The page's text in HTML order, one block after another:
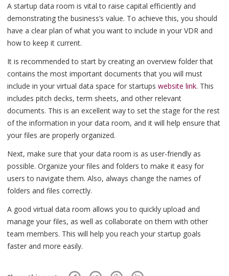
A startup data room is vital to raise capital efficiently and
demonstrating the business’s value. To achieve this, you should
have a clear plan of what you want to include in your VDR and
how to keep it current.
It is recommended to start by creating an overview folder that
contains the most important documents that you will must
include in your virtual data space for startups website link. This
includes pitch decks, term sheets, and other relevant
documents. This is an excellent way to set the stage for the rest
of the information in your data room, and it will help ensure that
your files are properly organized.
Next, make sure that your data room is as user-friendly as
possible. Organize your files and folders to make it easy for
users to navigate them. Also, always change the names of
folders and files correctly.
A good virtual data room allows you to quickly upload and
manage your files, as well as collaborate on them with other
team members. This will help you reach your startup goals
faster and more easily.